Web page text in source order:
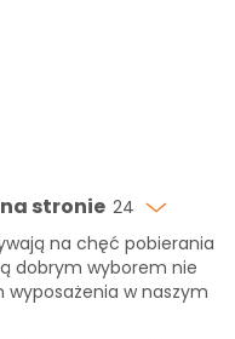
stronie 24
na chęć pobierania
dobrym wyborem nie
wyposażenia w naszym